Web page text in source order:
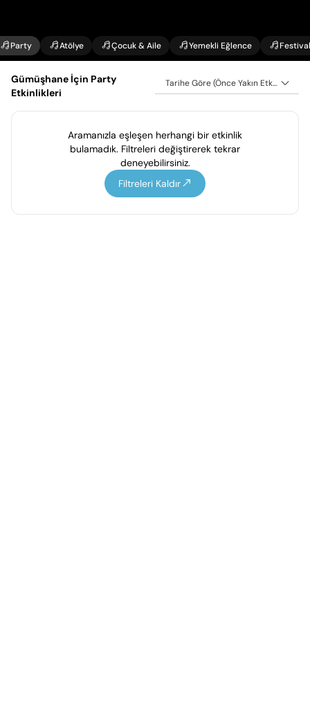
Party Atölye Çocuk & Aile Yemekli Eğlence Festival
Gümüşhane İçin Party
Etkinlikleri
Tarihe Göre (Önce Yakın Etkinlikler)
Aramanızla eşleşen herhangi bir etkinlik
bulamadık. Filtreleri değiştirerek tekrar
deneyebilirsiniz.
Filtreleri Kaldır